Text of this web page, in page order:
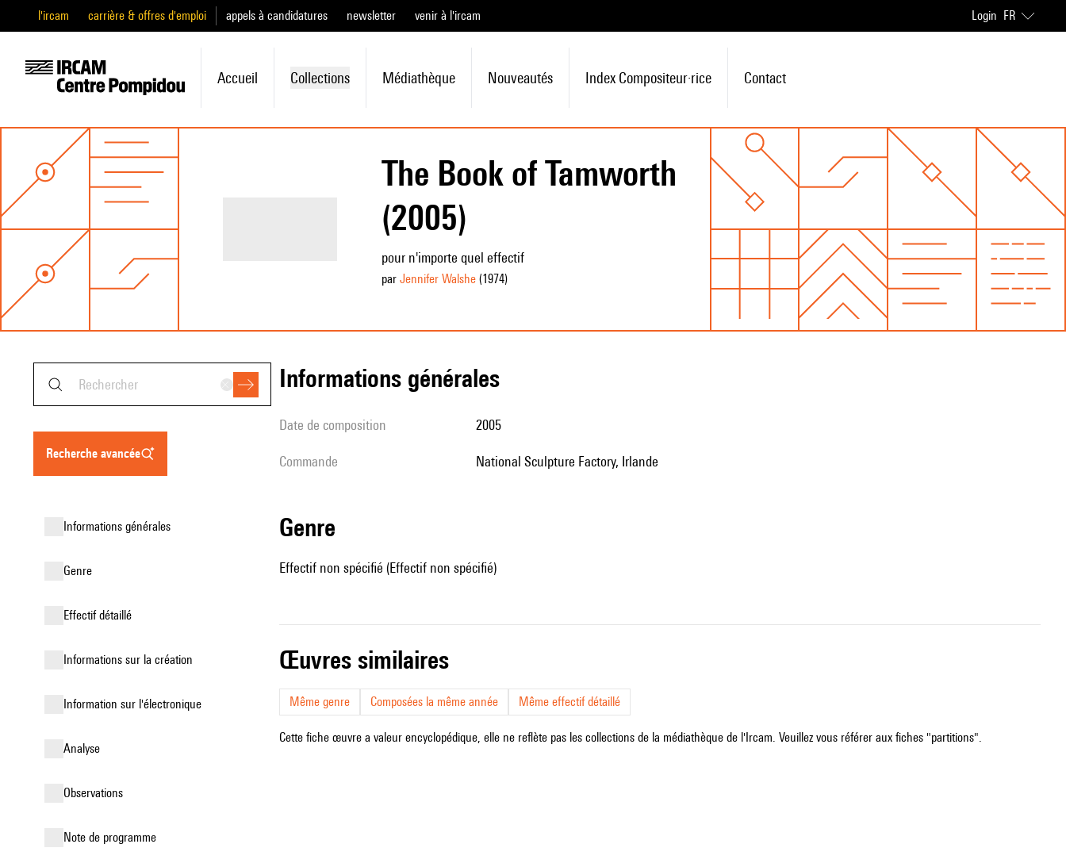
l'ircam carrière & offres d'emploi appels à candidatures newsletter venir à l'ircam Login FR
Accueil Collections Médiathèque Nouveautés Index Compositeur·rice Contact
The Book of Tamworth
(2005)
pour n'importe quel effectif
par Jennifer Walshe(1974)
recherche avancée
informations générales
genre
effectif détaillé
informations sur la création
Information sur l'électronique
analyse
observations
Note de programme
informations générales
date de composition 2005
Commande National Sculpture Factory, Irlande
genre
Effectif non spécifié (Effectif non spécifié)
œuvres similaires
Même genre Composées la même année Même effectif détaillé
Cette fiche œuvre a valeur encyclopédique, elle ne reflète pas les collections de la médiathèque de l'Ircam. Veuillez vous référer aux fiches "partitions".